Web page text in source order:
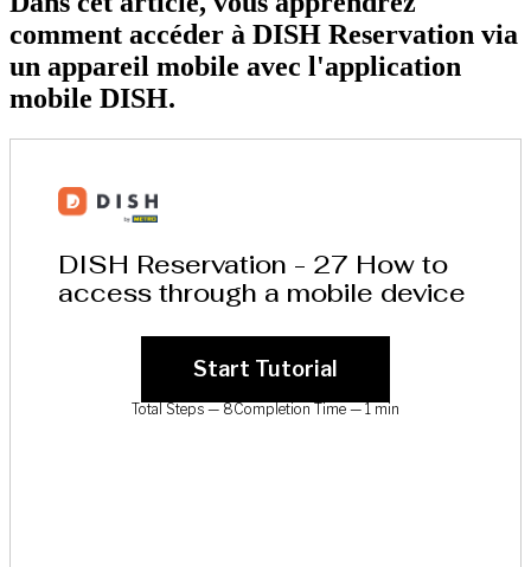
comment accéder à DISH Reservation via
un appareil mobile avec l'application
mobile DISH.